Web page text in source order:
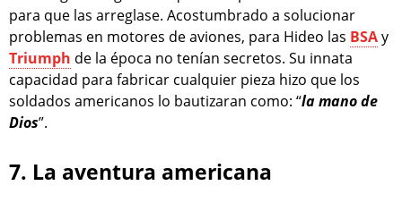
para que las arreglase. Acostumbrado a solucionar
problemas en motores de aviones, para Hideo las BSAy
Triumph de la época no tenían secretos. Su innata
capacidad para fabricar cualquier pieza hizo que los
soldados americanos lo bautizaran como: “la mano de
Dios”.
7. La aventura americana